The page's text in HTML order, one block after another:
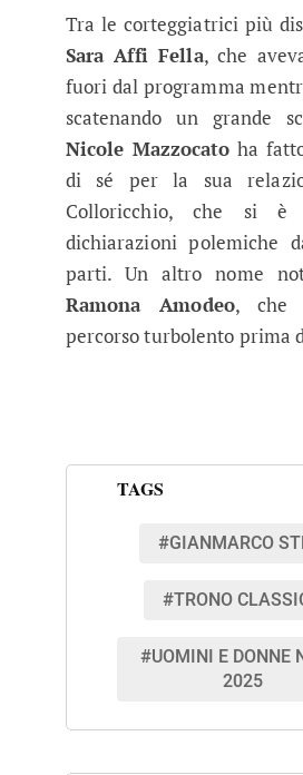
Tra le corteggiatrici più
Sara Affi Fella, che
fuori dal programma
scatenando un grande
Nicole Mazzocato ha
di sé per la sua
Colloricchio, che si è
dichiarazioni polemiche
parti. Un altro nome
Ramona Amodeo, che
percorso turbolento prima
TAGS
#GIANMARCO
#TRONO
#UOMINI E DONNE
2025